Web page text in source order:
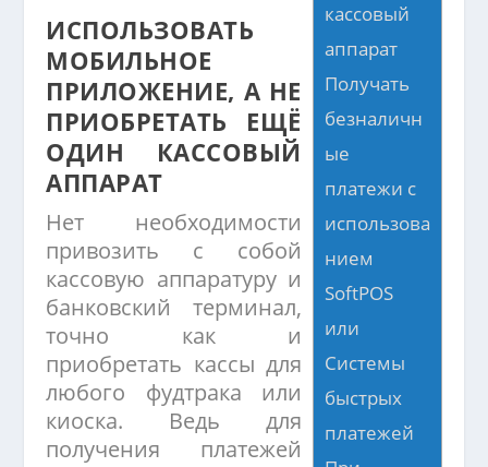
кассовый
аппарат
Получать
безналичн
ые
платежи с
использова
нием
SoftPOS
или
Системы
быстрых
платежей
ИСПОЛЬЗОВАТЬ
МОБИЛЬНОЕ
ПРИЛОЖЕНИЕ, А НЕ
ПРИОБРЕТАТЬ ЕЩЁ
ОДИН КАССОВЫЙ
АППАРАТ
Нет необходимости
привозить с собой
кассовую аппаратуру и
банковский терминал,
точно как и
приобретать кассы для
любого фудтрака или
киоска. Ведь для
получения платежей